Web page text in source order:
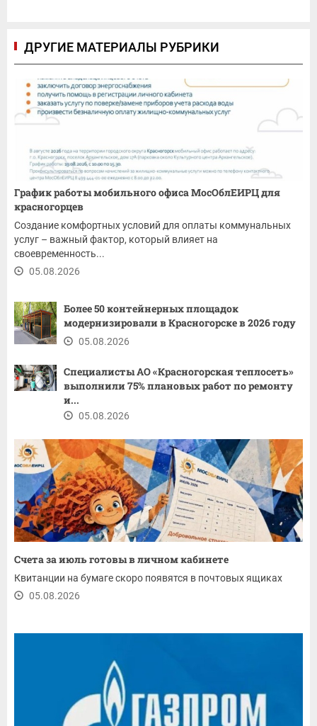
ДРУГИЕ МАТЕРИАЛЫ РУБРИКИ
График работы мобильного офиса МосОблЕИРЦ для
красногорцев
Создание комфортных условий для оплаты коммунальных
услуг – важный фактор, который влияет на
своевременность...
05.08.2026
Более 50 контейнерных площадок
модернизировали в Красногорске в 2026 году
05.08.2026
Специалисты АО «Красногорская теплосеть»
выполнили 75% плановых работ по ремонту
и...
05.08.2026
Счета за июль готовы в личном кабинете
Квитанции на бумаге скоро появятся в почтовых ящиках
05.08.2026